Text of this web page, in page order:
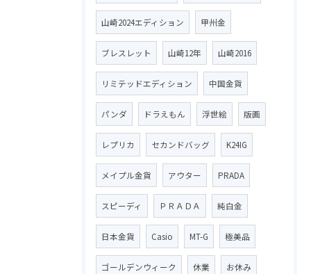
山崎2024エディション 甲州金
ブレスレット 山崎12年 山崎2016
リミテッドエディション 中国金貨
パンダ ドラえもん 浮世絵 版画
レプリカ セカンドバッグ K24IG
メイプル金貨 アウター PRADA
スピーディ ＰＲＡＤＡ 純白金
日本金貨 Casio MT-G 極美品
ゴールデンウィーク 休業 お休み